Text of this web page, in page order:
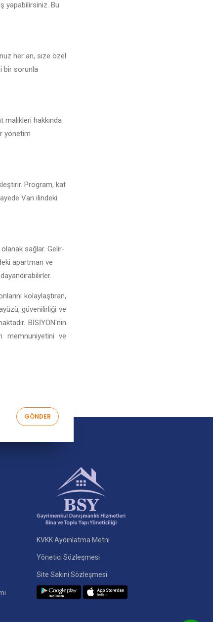
yapabilirsiniz. Bu
her an, size özel
bir sorunla
malikleri hakkında
yönetim
Program, kat
Van ilindeki
sağlar. Gelir-
apartman ve
kolaylaştıran,
güvenilirliği ve
BİSİYON'nin
memnuniyetini ve
KVKK Aydınlatma Metni
Yönetici Sözleşmesi
Site Sakini Sözleşmesi